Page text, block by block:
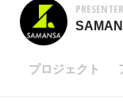
PRESENTER
プロジェクト